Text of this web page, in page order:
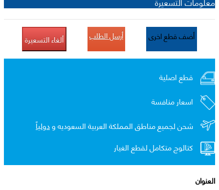
أضف قطع اخرى أرسل الطلب ألغاء التسعيرة
قطع اصلية
اسعار منافسة
شحن لجميع مناطق المملكة العربية السعوديه ودولياً
كتالوج متكامل لقطع الغيار
العنوان